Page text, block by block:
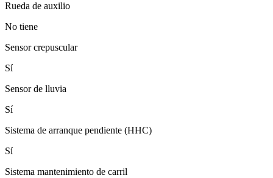
Rueda de auxilio
No tiene
Sensor crepuscular
Sí
Sensor de lluvia
Sí
Sistema de arranque pendiente (HHC)
Sí
Sistema mantenimiento de carril